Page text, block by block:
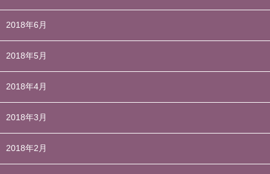
2018年6月
2018年5月
2018年4月
2018年3月
2018年2月